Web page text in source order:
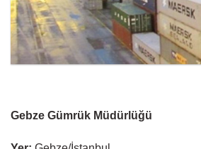
Gebze Gümrük Müdürlüğü